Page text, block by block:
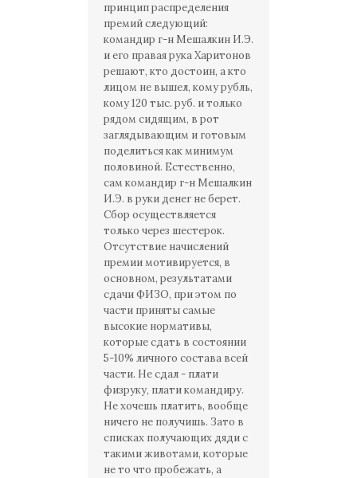
принцип распределения
премий следующий:
командир г-н Мешалкин И.Э.
и его правая рука Харитонов
решают, кто достоин, а кто
лицом не вышел, кому рубль,
кому 120 тыс. руб. и только
рядом сидящим, в рот
заглядывающим и готовым
поделиться как минимум
половиной. Естественно,
сам командир г-н Мешалкин
И.Э. в руки денег не берет.
Сбор осуществляется
только через шестерок.
Отсутствие начислений
премии мотивируется, в
основном, результатами
сдачи ФИЗО, при этом по
части приняты самые
высокие нормативы,
которые сдать в состоянии
5-10% личного состава всей
части. Не сдал - плати
физруку, плати командиру.
Не хочешь платить, вообще
ничего не получишь. Зато в
списках получающих дяди с
такими животами, которые
не то что пробежать, а